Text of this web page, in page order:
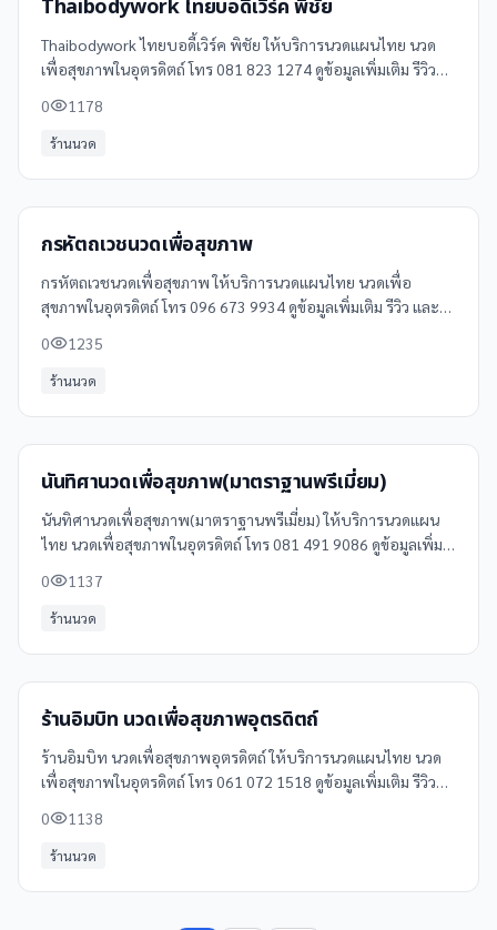
Thaibodywork ไทยบอดี้เวิร์ค พิชัย
Thaibodywork ไทยบอดี้เวิร์ค พิชัย ให้บริการนวดแผนไทย นวด
เพื่อสุขภาพในอุตรดิตถ์ โทร 081 823 1274 ดูข้อมูลเพิ่มเติม รีวิว
0 1178
ร้านนวด
กรหัตถเวชนวดเพื่อสุขภาพ
กรหัตถเวชนวดเพื่อสุขภาพ ให้บริการนวดแผนไทย นวดเพื่อ
สุขภาพในอุตรดิตถ์ โทร 096 673 9934 ดูข้อมูลเพิ่มเติม รีวิว และ
0 1235
ร้านนวด
นันทิศานวดเพื่อสุขภาพ(มาตราฐานพรีเมี่ยม)
นันทิศานวดเพื่อสุขภาพ(มาตราฐานพรีเมี่ยม) ให้บริการนวดแผน
ไทย นวดเพื่อสุขภาพในอุตรดิตถ์ โทร 081 491 9086 ดูข้อมูลเพิ่ม
0 1137
ร้านนวด
ร้านอิมบิท นวดเพื่อสุขภาพอุตรดิตถ์
ร้านอิมบิท นวดเพื่อสุขภาพอุตรดิตถ์ ให้บริการนวดแผนไทย นวด
เพื่อสุขภาพในอุตรดิตถ์ โทร 061 072 1518 ดูข้อมูลเพิ่มเติม รีวิว
0 1138
ร้านนวด